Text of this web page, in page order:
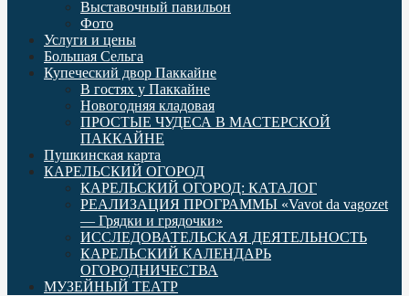
Выставочный павильон
Фото
Услуги и цены
Большая Сельга
Купеческий двор Паккайне
В гостях у Паккайне
Новогодняя кладовая
ПРОСТЫЕ ЧУДЕСА В МАСТЕРСКОЙ
ПАККАЙНЕ
Пушкинская карта
КАРЕЛЬСКИЙ ОГОРОД
КАРЕЛЬСКИЙ ОГОРОД: КАТАЛОГ
РЕАЛИЗАЦИЯ ПРОГРАММЫ «Vavot da vagozet
— Грядки и грядочки»
ИССЛЕДОВАТЕЛЬСКАЯ ДЕЯТЕЛЬНОСТЬ
КАРЕЛЬСКИЙ КАЛЕНДАРЬ
ОГОРОДНИЧЕСТВА
МУЗЕЙНЫЙ ТЕАТР